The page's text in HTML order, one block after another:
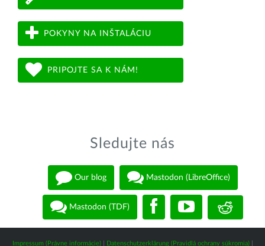
POKYNY NA INŠTALÁCIU
PRIPOJTE SA K NÁM!
Sledujte nás
Our blog Mastodon (LibreOffice)
Mastodon (TDF)
Impressum (Právne informácie)| Datenschutzerklärung (Pravidlá ochrany súkromia)|